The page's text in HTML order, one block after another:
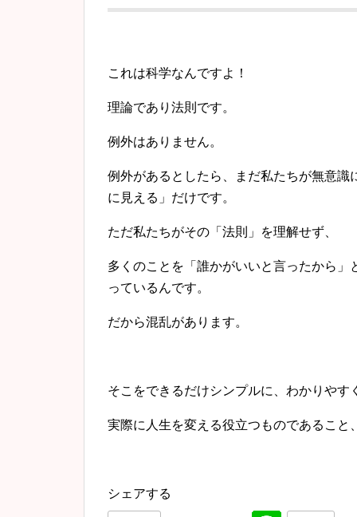
これは科学なんですよ！
理論であり法則です。
例外はありません。
例外があるとしたら、まだ私たちが無意
に見える」だけです。
ただ私たちがその「法則」を理解せず、
多くのことを「誰かがいいと言ったから
っているんです。
だから混乱があります。
そこをできるだけシンプルに、わかりや
実際に人生を変える役立つものであること
シェアする